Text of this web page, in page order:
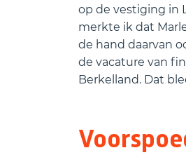
op de vestiging in
merkte ik dat
de hand daarvan
de vacature van
Berkelland. Dat